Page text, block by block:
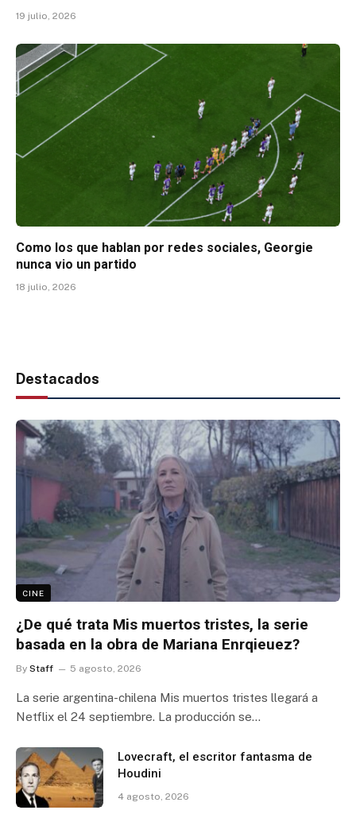
19 julio, 2026
Como los que hablan por redes sociales, Georgie
nunca vio un partido
18 julio, 2026
Destacados
CINE
¿De qué trata Mis muertos tristes, la serie
basada en la obra de Mariana Enrqieuez?
By Staff 5 agosto, 2026
La serie argentina-chilena Mis muertos tristes llegará a
Netflix el 24 septiembre. La producción se…
Lovecraft, el escritor fantasma de
Houdini
4 agosto, 2026